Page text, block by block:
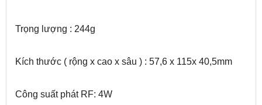
Trọng lượng : 244g
Kích thước ( rộng x cao x sâu ) : 57,6 x 115x 40,5mm
Công suất phát RF: 4W